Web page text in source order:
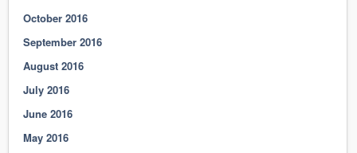
October 2016
September 2016
August 2016
July 2016
June 2016
May 2016